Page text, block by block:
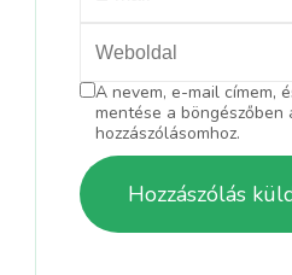
A nevem, e-mail címem,
mentése a böngészőben
hozzászólásomhoz.